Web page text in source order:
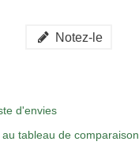
Notez-le
d'envies
tableau de comparaison